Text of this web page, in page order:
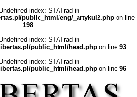
index: STATrad in
public_html/eng/_artykul2.php on line
198
index: STATrad in
public_html/head.phpon line 93
index: STATrad in
public_html/head.phpon line 96